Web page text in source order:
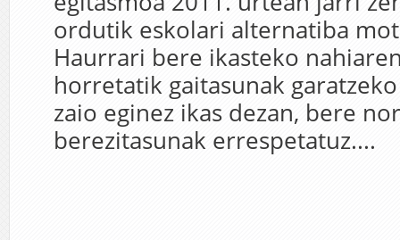
ordutik eskolari alternatiba
Haurrari bere ikasteko
horretatik gaitasunak
zaio eginez ikas dezan, bere
berezitasunak errespetatuz....